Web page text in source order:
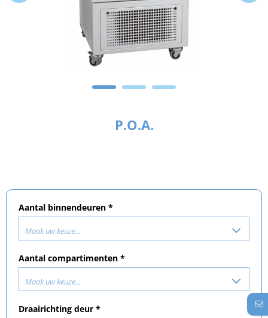
P.O.A.
Aantal binnendeuren *
Maak uw keuze...
Aantal compartimenten *
Maak uw keuze...
Draairichting deur *